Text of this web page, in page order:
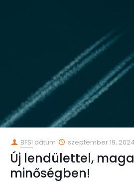
BFSI dátum szeptember 19, 2024
Új lendülettel,
minőségben!